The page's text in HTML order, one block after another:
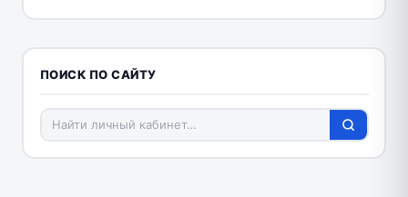
ПОИСК ПО САЙТУ